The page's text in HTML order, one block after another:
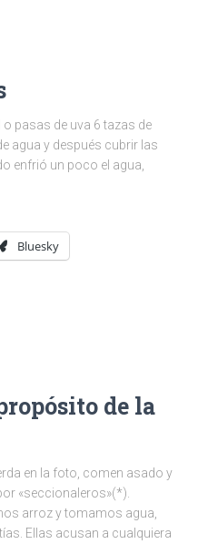
o pasas de uva 6 tazas de
agua y después cubrir las
enfrió un poco el agua,
Bluesky
de la
en la foto, comen asado y
«seccionaleros»(*).
arroz y tomamos agua,
Ellas acusan a cualquiera